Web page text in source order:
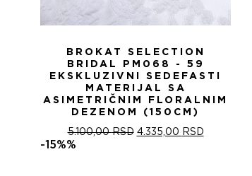
BROKAT SELECTION
BRIDAL PM068 - 59
EKSKLUZIVNI SEDEFASTI
MATERIJAL SA
ASIMETRIČNIM FLORALNIM
DEZENOM (150CM)
5.100,00RSD ОРИГИНАЛНА
4.335,00 RSDТРЕНУТНА
-15%%